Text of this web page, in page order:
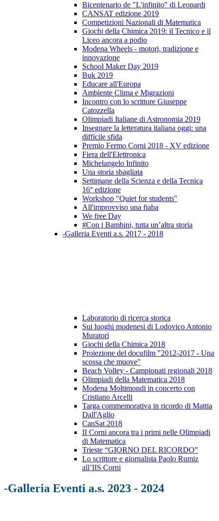
Bicentenario de "L'infinito" di Leopardi
CANSAT edizione 2019
Competizioni Nazionali di Matematica
Giochi della Chimica 2019: il Tecnico e il
Liceo ancora a podio
Modena Wheels - motori, tradizione e
innovazione
School Maker Day 2019
Buk 2019
Educare all'Europa
Ambiente Clima e Migrazioni
Incontro con lo scrittore Giuseppe
Catozzella
Olimpiadi Italiane di Astronomia 2019
Insegnare la letteratura italiana oggi: una
difficile sfida
Premio Fermo Corni 2018 - XV edizione
Fiera dell'Elettronica
Michelangelo Infinito
Una storia sbagliata
Settimane della Scienza e della Tecnica
16° edizione
Workshop "Quiet for students"
All'improvviso una fiaba
We free Day
#Con i Bambini, tutta un’altra storia
-Galleria Eventi a.s. 2017 - 2018
Laboratorio di ricerca storica
Sui luoghi modenesi di Lodovico Antonio
Muratori
Giochi della Chimica 2018
Proiezione del docufilm "2012-2017 - Una
scossa che muove"
Beach Volley - Campionati regionali 2018
Olimpiadi della Matematica 2018
Modena Moltimondi in concerto con
Cristiano Arcelli
Targa commemorativa in ricordo di Mattia
Dall'Aglio
CanSat 2018
II Corni ancora tra i primi nelle Olimpiadi
di Matematica
Trieste “GIORNO DEL RICORDO”
Lo scrittore e giornalista Paolo Rumiz
all’IIS Corni
-Galleria Eventi a.s. 2023 - 2024